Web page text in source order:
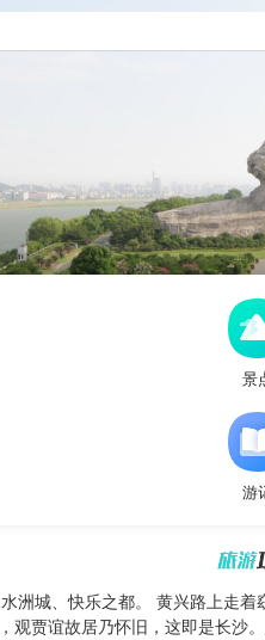
景
游
洲城、快乐之都。 黄兴路上走
贾谊故居乃怀旧，这即是长